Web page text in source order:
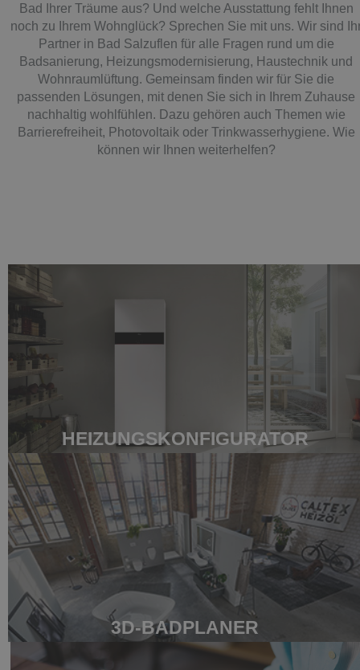
Bad Ihrer Träume aus? Und welche Ausstattung fehlt Ihnen
noch zu Ihrem Wohnglück? Sprechen Sie mit uns. Wir sind
Partner in Bad Salzuflen für alle Fragen rund um die
Badsanierung, Heizungsmodernisierung, Haustechnik und
Wohnraumlüftung. Gemeinsam finden wir für Sie die
passenden Lösungen, mit denen Sie sich in Ihrem Zuhause
nachhaltig wohlfühlen. Dazu gehören auch Themen wie
Barrierefreiheit, Photovoltaik oder Trinkwasserhygiene. Wie
können wir Ihnen weiterhelfen?
HEIZUNGSKONFIGURATOR
3D-BADPLANER